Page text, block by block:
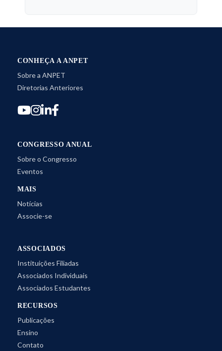
CONHEÇA A ANPET
Sobre a ANPET
Diretorias Anteriores
CONGRESSO ANUAL
Sobre o Congresso
Eventos
MAIS
Notícias
Associe-se
ASSOCIADOS
Instituições Filiadas
Associados Individuais
Associados Estudantes
RECURSOS
Publicações
Ensino
Contato